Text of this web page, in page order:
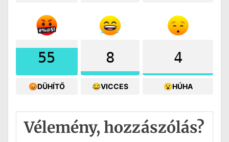
55
😡DÜHÍTŐ
8
😂VICCES
4
😮HÚHA
Vélemény, hozzászólás?